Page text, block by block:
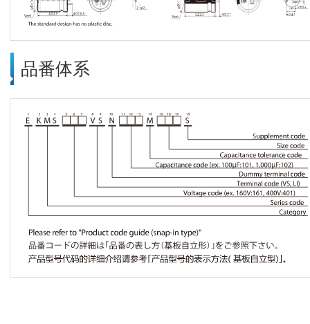
品番体系